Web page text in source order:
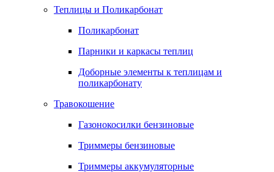
Теплицы и Поликарбонат
Поликарбонат
Парники и каркасы теплиц
Доборные элементы к теплицам и
поликарбонату
Травокошение
Газонокосилки бензиновые
Триммеры бензиновые
Триммеры аккумуляторные